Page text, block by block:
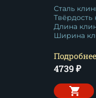
Сталь
Твёрдость
Длина
Ширина
4739₽